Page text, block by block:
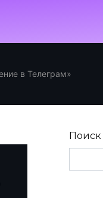
в Телеграм»
Поиск